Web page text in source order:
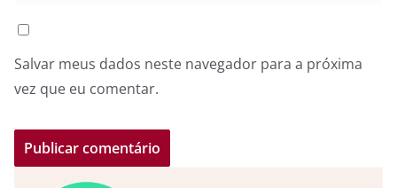
Salvar meus dados neste navegador para a próxima
vez que eu comentar.